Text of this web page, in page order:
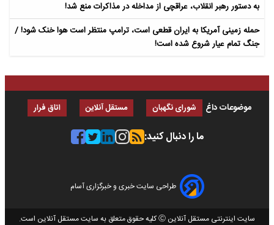
به دستور رهبر انقلاب، عراقچی از مداخله در مذاکرات منع شد!
حمله زمینی آمریکا به ایران قطعی است، ترامپ منتظر است هوا خنک شود! /
جنگ تمام عیار شروع شده است!
موضوعات داغ شورای نگهبان مستقل آنلاین اتاق فرار
ما را دنبال کنید:
طراحی سایت خبری و خبرگزاری آسام
سایت اینترنتی مستقل آنلاین Ⓒ کلیه حقوق متعلق به سایت مستقل آنلاین است.